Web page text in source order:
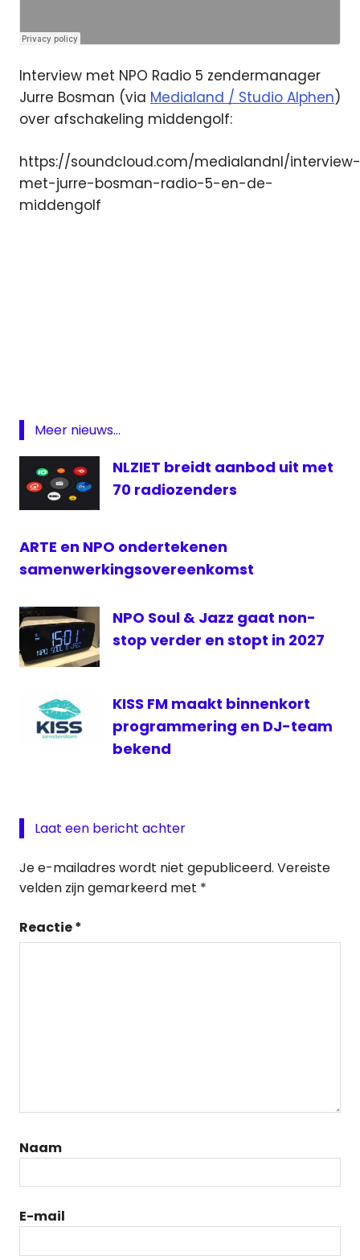
Interview met NPO Radio 5 zendermanager
Jurre Bosman (via Medialand / Studio Alphen)
over afschakeling middengolf:
https://soundcloud.com/medialandnl/interview-
met-jurre-bosman-radio-5-en-de-
middengolf
middengolf
radio 5
NPO
5
Meer nieuws...
NLZIET breidt aanbod uit met
70 radiozenders
ARTE en NPO ondertekenen
samenwerkingsovereenkomst
NPO Soul & Jazz gaat non-
stop verder en stopt in 2027
KISS FM maakt binnenkort
programmering en DJ-team
bekend
Laat een bericht achter
Je e-mailadres wordt niet gepubliceerd. Vereiste
velden zijn gemarkeerd met *
Reactie*
Naam
E-mail